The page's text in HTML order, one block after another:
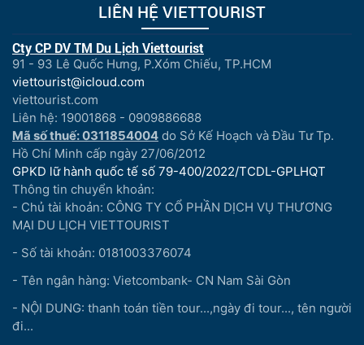
LIÊN HỆ VIETTOURIST
Cty CP DV TM Du Lịch Viettourist
91 - 93 Lê Quốc Hưng, P.Xóm Chiếu, TP.HCM
viettourist@icloud.com
viettourist.com
Liên hệ: 19001868 - 0909886688
Mã số thuế: 0311854004 do Sở Kế Hoạch và Đầu Tư Tp.
Hồ Chí Minh cấp ngày 27/06/2012
GPKD lữ hành quốc tế số 79-400/2022/TCDL-GPLHQT
Thông tin chuyển khoản:
- Chủ tài khoản: CÔNG TY CỔ PHẦN DỊCH VỤ THƯƠNG
MẠI DU LỊCH VIETTOURIST
- Số tài khoản: 0181003376074
- Tên ngân hàng: Vietcombank- CN Nam Sài Gòn
- NỘI DUNG: thanh toán tiền tour...,ngày đi tour..., tên người
đi...